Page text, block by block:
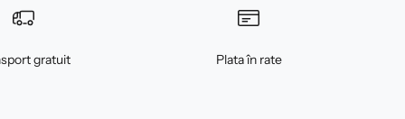
gratuit Plata în rate